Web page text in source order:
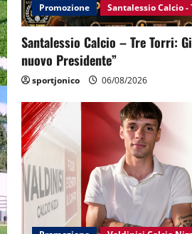
Promozione Santalessio Calcio -
Santalessio Calcio – Tre Torri:
nuovo Presidente”
sportjonico 06/08/2026